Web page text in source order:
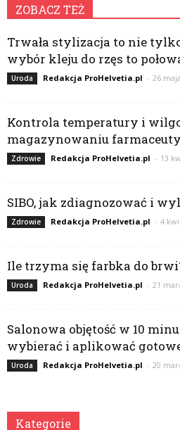
ZOBACZ TEŻ
Trwała stylizacja to nie
wybór kleju do rzęs to
Uroda Redakcja ProHelvetia.pl - 26
Kontrola temperatury i
magazynowaniu
Zdrowie Redakcja ProHelvetia.pl - 13
SIBO, jak zdiagnozować i
Zdrowie Redakcja ProHelvetia.pl - 4
Ile trzyma się farbka do
Uroda Redakcja ProHelvetia.pl - 21
Salonowa objętość w 10
wybierać i aplikować
Uroda Redakcja ProHelvetia.pl - 20
Kategorie